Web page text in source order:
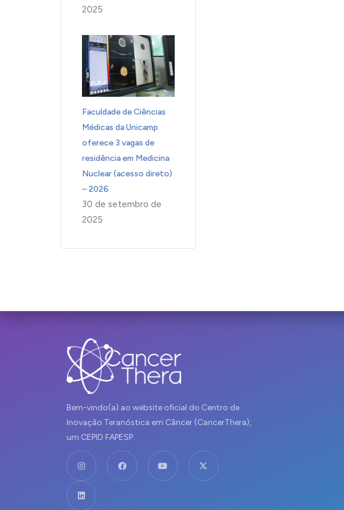
2025
Faculdade de Ciências
Médicas da Unicamp
oferece 3 vagas de
residência em Medicina
Nuclear (acesso direto)
– 2026
30 de setembro de
2025
Bem-vindo(a) ao website oficial do Centro de
Inovação Teranóstica em Câncer (CancerThera),
um CEPID FAPESP.